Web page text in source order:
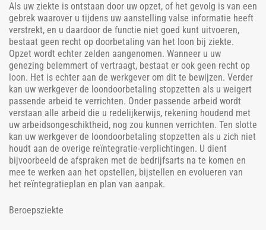
Als uw ziekte is ontstaan door uw opzet, of het gevolg is van een
gebrek waarover u tijdens uw aanstelling valse informatie heeft
verstrekt, en u daardoor de functie niet goed kunt uitvoeren,
bestaat geen recht op doorbetaling van het loon bij ziekte.
Opzet wordt echter zelden aangenomen. Wanneer u uw
genezing belemmert of vertraagt, bestaat er ook geen recht op
loon. Het is echter aan de werkgever om dit te bewijzen. Verder
kan uw werkgever de loondoorbetaling stopzetten als u weigert
passende arbeid te verrichten. Onder passende arbeid wordt
verstaan alle arbeid die u redelijkerwijs, rekening houdend met
uw arbeidsongeschiktheid, nog zou kunnen verrichten. Ten slotte
kan uw werkgever de loondoorbetaling stopzetten als u zich niet
houdt aan de overige reïntegratie-verplichtingen. U dient
bijvoorbeeld de afspraken met de bedrijfsarts na te komen en
mee te werken aan het opstellen, bijstellen en evolueren van
het reïntegratieplan en plan van aanpak.
Beroepsziekte